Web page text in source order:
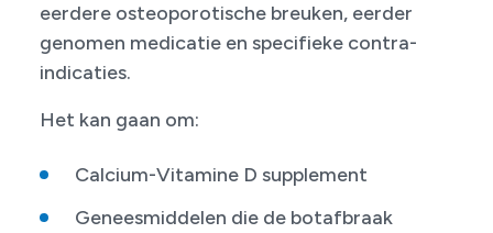
eerdere osteoporotische breuken, eerder
genomen medicatie en specifieke contra-
indicaties.
Het kan gaan om:
Calcium-Vitamine D supplement
Geneesmiddelen die de botafbraak